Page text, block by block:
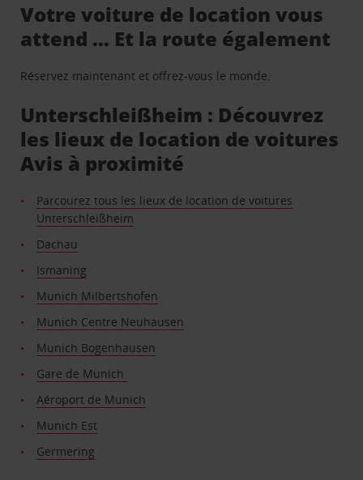
Votre voiture de location vous
attend … Et la route également
Réservez maintenant et offrez-vous le monde.
Unterschleißheim : Découvrez
les lieux de location de voitures
Avis à proximité
Parcourez tous les lieux de location de voitures
Unterschleißheim
Dachau
Ismaning
Munich Milbertshofen
Munich Centre Neuhausen
Munich Bogenhausen
Gare de Munich
Aéroport de Munich
Munich Est
Germering